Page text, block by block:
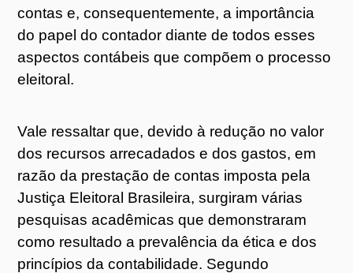
contas e, consequentemente, a importância
do papel do contador diante de todos esses
aspectos contábeis que compõem o processo
eleitoral.
Vale ressaltar que, devido à redução no valor
dos recursos arrecadados e dos gastos, em
razão da prestação de contas imposta pela
Justiça Eleitoral Brasileira, surgiram várias
pesquisas acadêmicas que demonstraram
como resultado a prevalência da ética e dos
princípios da contabilidade. Segundo